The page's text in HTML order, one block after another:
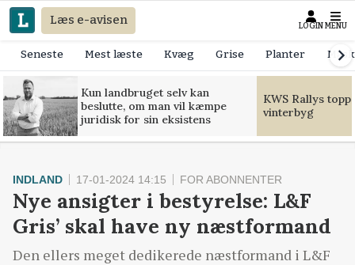
Læs e-avisen LOGIN MENU
Seneste Mest læste Kvæg Grise Planter
Kun landbruget selv kan
beslutte, om man vil kæmpe
juridisk for sin eksistens
KWS Rallys
vinterbyg
INDLAND 17-01-2024 14:15 FOR ABONNENTER
Nye ansigter i bestyrelse: L&F
Gris’ skal have ny næstformand
Den ellers meget dedikerede næstformand i L&F